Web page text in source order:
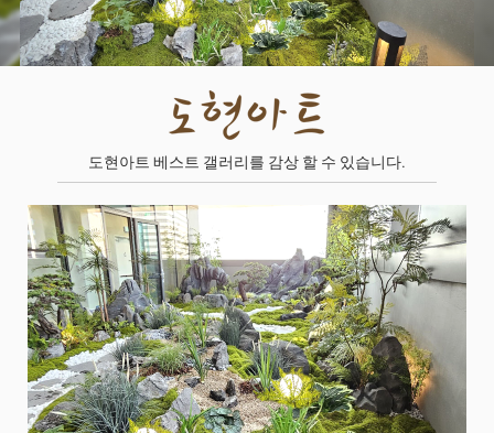
도현아트 베스트 갤러리를 감상 할 수 있습니다.